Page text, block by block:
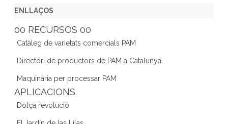
c
e
b
o
o
k
er gr
a
m
dI
n
ENLLAÇOS
00 RECURSOS 00
Catàleg de varietats comercials PAM
Directori de productors de PAM a Catalunya
Maquinària per processar PAM
APLICACIONS
Dolça revolució